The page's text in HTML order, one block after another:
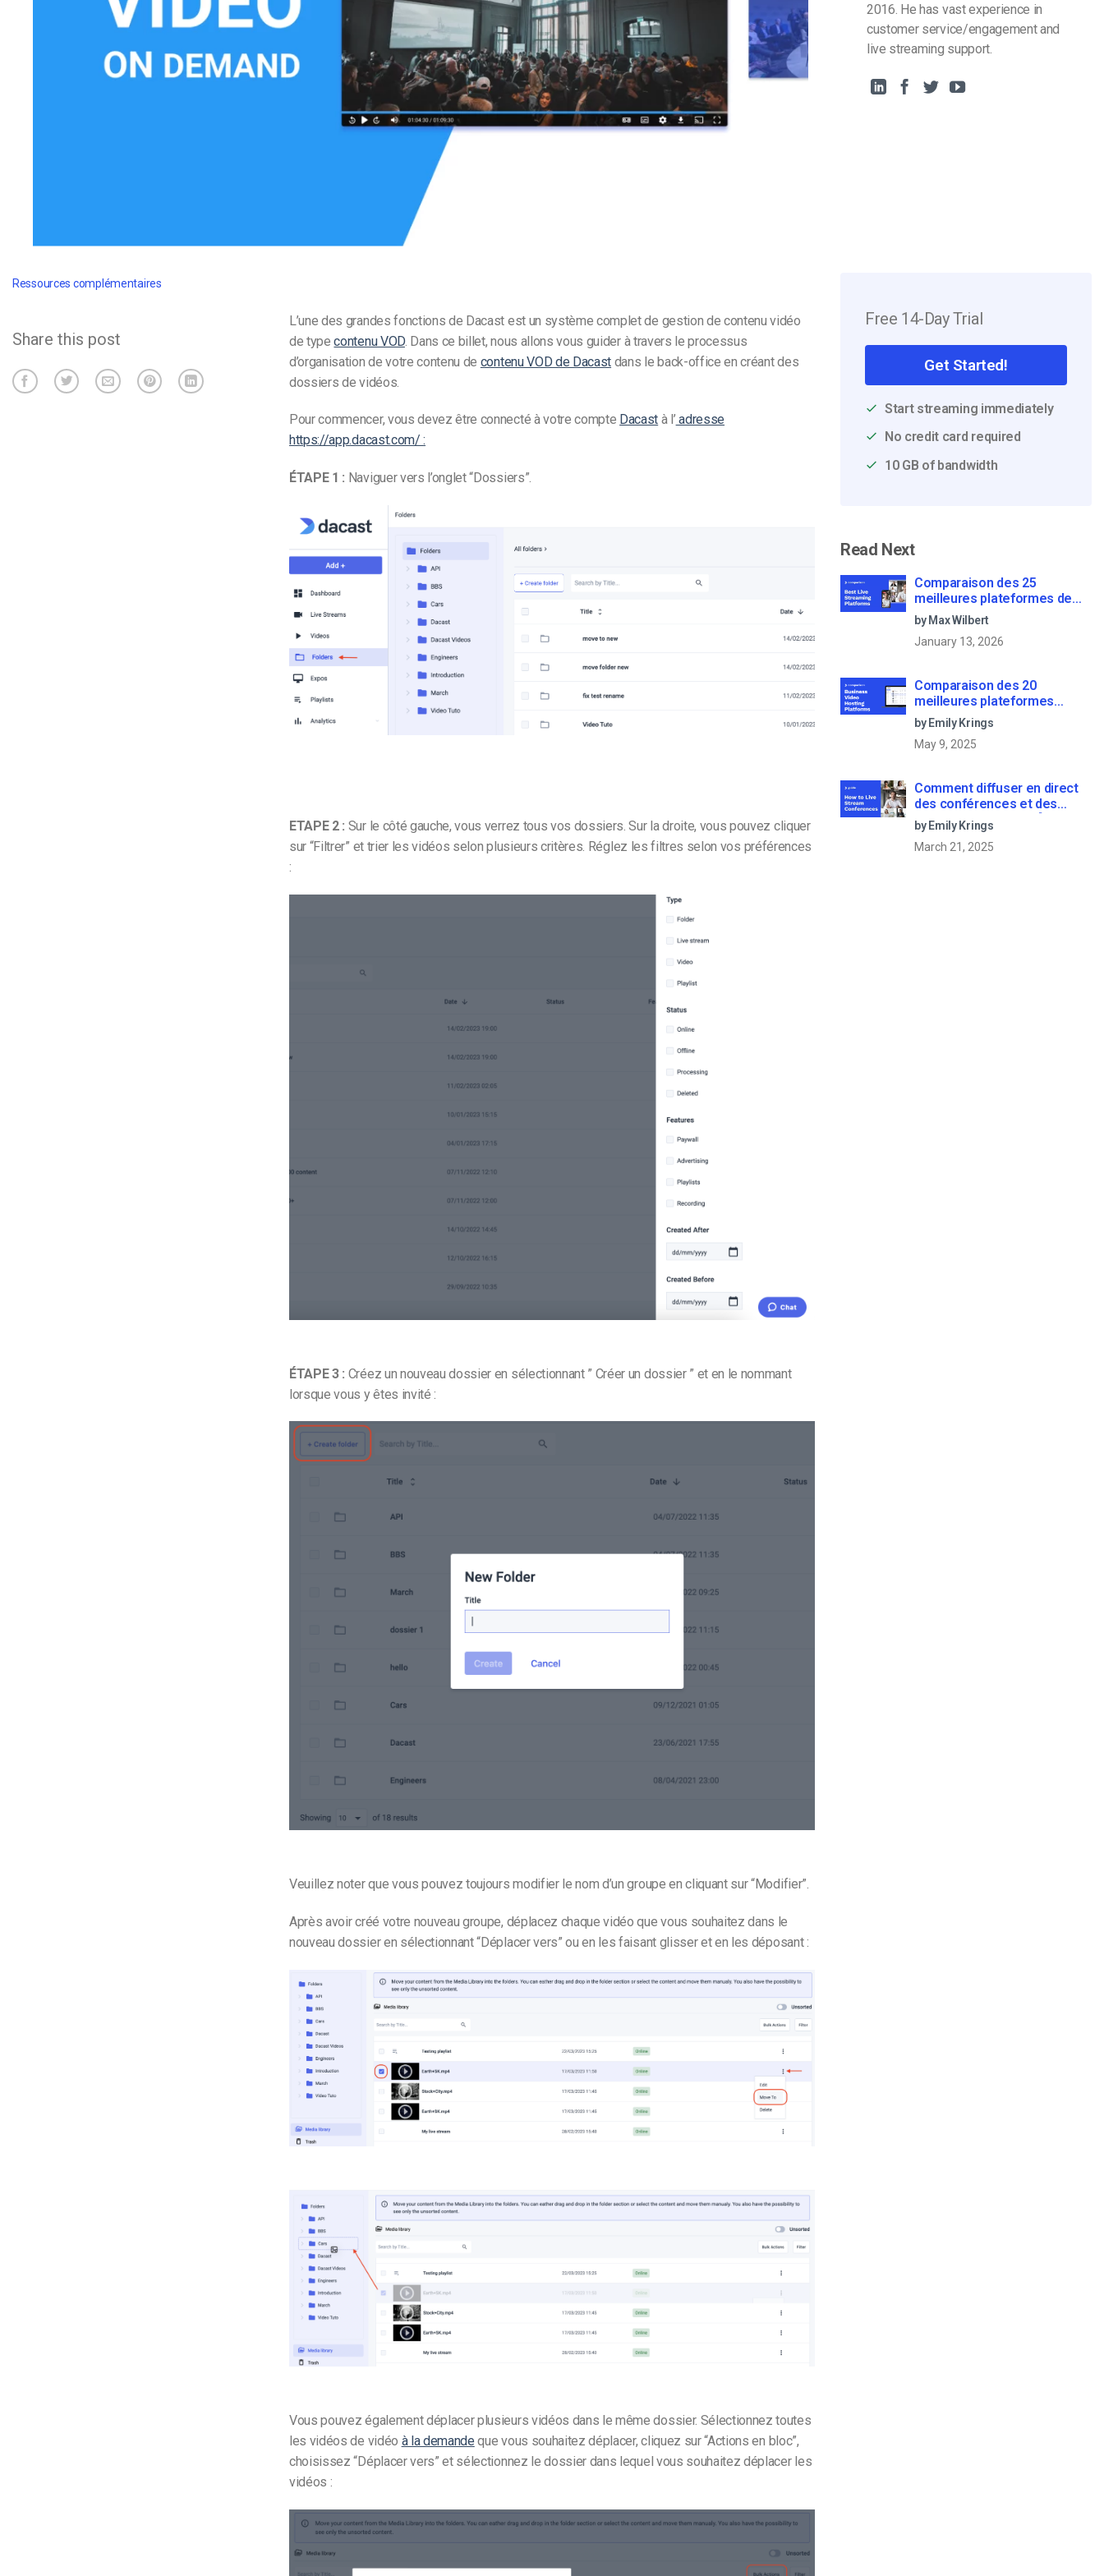
CMS vidéo
Confidentialité et sécurité
Monétisation vidéo
Marketing vidéo
d’apprentissage en ligne
2016. He has vast experience in
customer service/engagement and
live streaming support.
Ressources complémentaires
Share this post
L’une des grandes fonctions de Dacast est un système complet de gestion de contenu vidéo
de typecontenu VOD. Dans ce billet, nous allons vous guider à travers le processus
d’organisation de votre contenu de contenu VOD de Dacast dans le back-office en créant des
dossiers de vidéos.
Pour commencer, vous devez être connecté à votre compte Dacast à l’ adresse
https://app.dacast.com/ :
ÉTAPE 1 : Naviguer vers l’onglet “Dossiers”.
ETAPE 2 : Sur le côté gauche, vous verrez tous vos dossiers. Sur la droite, vous pouvez cliquer
sur “Filtrer” et trier les vidéos selon plusieurs critères. Réglez les filtres selon vos préférences
:
ÉTAPE 3 : Créez un nouveau dossier en sélectionnant ” Créer un dossier ” et en le nommant
lorsque vous y êtes invité :
Veuillez noter que vous pouvez toujours modifier le nom d’un groupe en cliquant sur “Modifier”.
Après avoir créé votre nouveau groupe, déplacez chaque vidéo que vous souhaitez dans le
nouveau dossier en sélectionnant“Déplacer vers” ou en les faisant glisser et en les déposant :
Vous pouvez également déplacer plusieurs vidéos dans le même dossier. Sélectionnez toutes
les vidéos de vidéo à la demande que vous souhaitez déplacer, cliquez sur “Actions en bloc”,
choisissez “Déplacer vers” et sélectionnez le dossier dans lequel vous souhaitez déplacer les
vidéos :
Free 14-Day Trial
Get Started!
Start streaming immediately
No credit card required
10 GB of bandwidth
Read Next
Comparaison des 25
meilleures plateformes de
diffusion en direct en 2025
by Max Wilbert
January 13, 2026
Comparaison des 20
meilleures plateformes
d’hébergement de vidéos
d’entreprise [Updated for
2022]
by Emily Krings
May 9, 2025
Comment diffuser en direct
des conférences et des
réunions virtuelles ? [2021
Update]
by Emily Krings
March 21, 2025